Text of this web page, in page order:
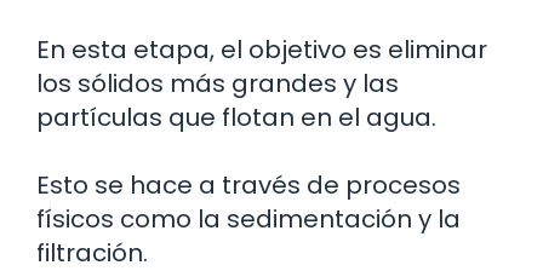
En esta etapa, el objetivo es eliminar
los sólidos más grandes y las
partículas que flotan en el agua.
Esto se hace a través de procesos
físicos como la sedimentación y la
filtración.